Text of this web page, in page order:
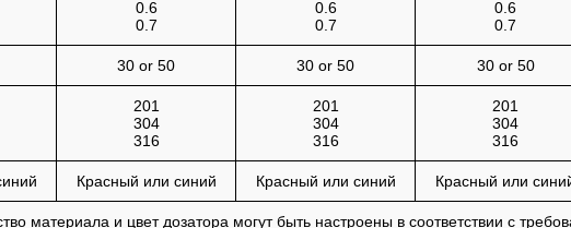
0.6
0.7
0.6
0.7
0.6
0.7
30 or 50 30 or 50 30 or 50
201
304
316
201
304
316
201
304
316
Красный или синий Красный или синий Красный или
материала и цвет дозатора могут быть настроены в соответствии с